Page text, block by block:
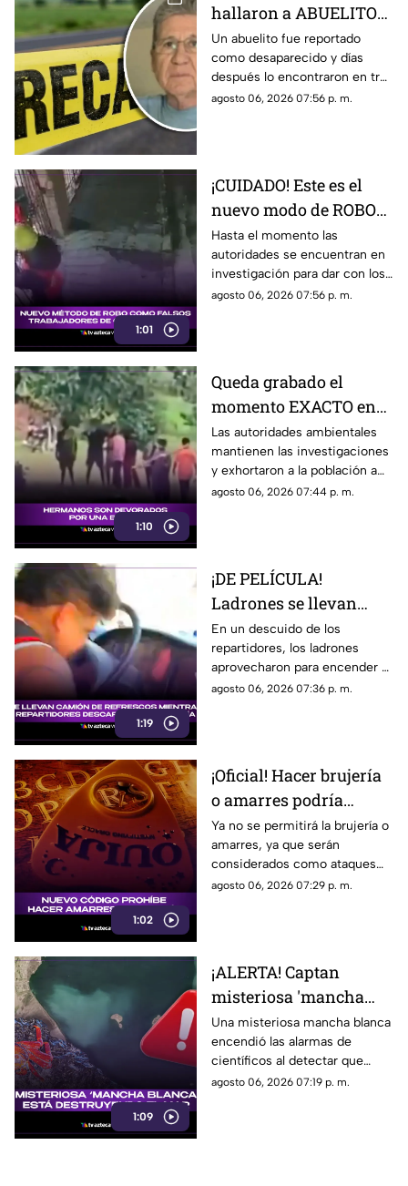
hallaron a ABUELITO
en 3 MALETAS, tras ser
reportado como
DESAPARECIDO
Un abuelito fue reportado
como desaparecido y días
después lo encontraron en tres
maletas. Aquí te compartimos
agosto 06, 2026 07:56 p. m.
1:01
¡CUIDADO! Este es el
nuevo modo de ROBO
que utilizan falsos
trabajadores de
construcción [VIDEO]
Hasta el momento las
autoridades se encuentran en
investigación para dar con los
hombres que traen este nuevo
agosto 06, 2026 07:56 p. m.
1:10
Queda grabado el
momento EXACTO en
que dos hermanos
mueren por ATAQUE de
un OSO [VIDEO]
Las autoridades ambientales
mantienen las investigaciones
y exhortaron a la población a
evitar ingresar a zonas
agosto 06, 2026 07:44 p. m.
1:19
¡DE PELÍCULA!
Ladrones se llevan
camión de refrescos
mientras repartidores
descargaban [VIDEO]
En un descuido de los
repartidores, los ladrones
aprovecharon para encender el
camión y llevárselo con todo y
agosto 06, 2026 07:36 p. m.
1:02
¡Oficial! Hacer brujería
o amarres podría
llevarte a la CÁRCEL;
esto dice nueva norma
Ya no se permitirá la brujería o
amarres, ya que serán
considerados como ataques
contra los demás, razón por la
agosto 06, 2026 07:29 p. m.
1:09
¡ALERTA! Captan
misteriosa 'mancha
blanca' que está
destruyendo el mar;
¿podría llegar a
Veracruz?
Una misteriosa mancha blanca
encendió las alarmas de
científicos al detectar que
estaba destruyendo la
agosto 06, 2026 07:19 p. m.